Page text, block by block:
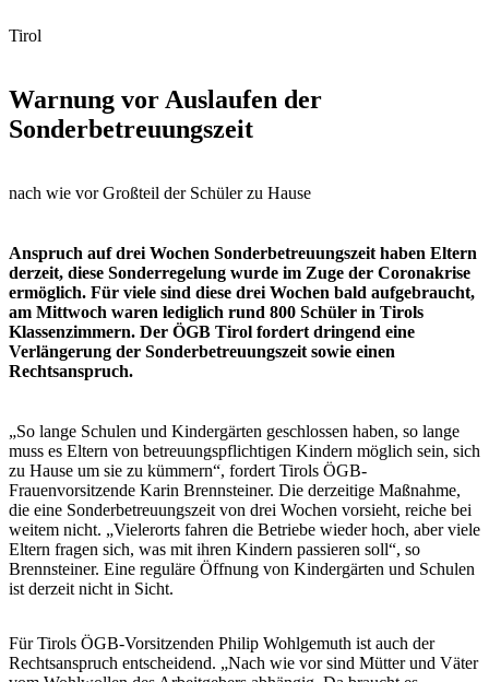
Tirol
Warnung vor Auslaufen der
Sonderbetreuungszeit
nach wie vor Großteil der Schüler zu Hause
Anspruch auf drei Wochen Sonderbetreuungszeit haben Eltern
derzeit, diese Sonderregelung wurde im Zuge der Coronakrise
ermöglich. Für viele sind diese drei Wochen bald aufgebraucht,
am Mittwoch waren lediglich rund 800 Schüler in Tirols
Klassenzimmern. Der ÖGB Tirol fordert dringend eine
Verlängerung der Sonderbetreuungszeit sowie einen
Rechtsanspruch.
„So lange Schulen und Kindergärten geschlossen haben, so lange
muss es Eltern von betreuungspflichtigen Kindern möglich sein, sich
zu Hause um sie zu kümmern“, fordert Tirols ÖGB-
Frauenvorsitzende Karin Brennsteiner. Die derzeitige Maßnahme,
die eine Sonderbetreuungszeit von drei Wochen vorsieht, reiche bei
weitem nicht. „Vielerorts fahren die Betriebe wieder hoch, aber viele
Eltern fragen sich, was mit ihren Kindern passieren soll“, so
Brennsteiner. Eine reguläre Öffnung von Kindergärten und Schulen
ist derzeit nicht in Sicht.
Für Tirols ÖGB-Vorsitzenden Philip Wohlgemuth ist auch der
Rechtsanspruch entscheidend. „Nach wie vor sind Mütter und Väter